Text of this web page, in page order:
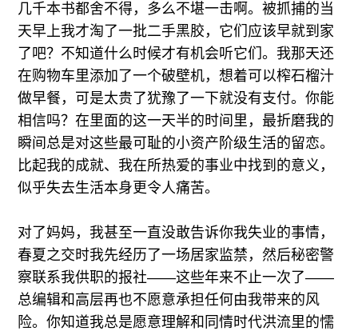
几千本书都舍不得，多么不堪一击啊。被抓捕的当
天早上我才淘了一批二手黑胶，它们应该早就到家
了吧？不知道什么时候才有机会听它们。我那天还
在购物车里添加了一个破壁机，想着可以榨石榴汁
做早餐，可是太贵了犹豫了一下就没有支付。你能
相信吗？在里面的这一天半的时间里，最折磨我的
瞬间总是对这些最可耻的小资产阶级生活的留恋。
比起我的成就、我在所热爱的事业中找到的意义，
似乎失去生活本身更令人痛苦。
对了妈妈，我甚至一直没敢告诉你我失业的事情，
春夏之交时我先经历了一场居家监禁，然后秘密警
察联系我供职的报社——这些年来不止一次了——
总编辑和高层再也不愿意承担任何由我带来的风
险。你知道我总是愿意理解和同情时代洪流里的懦